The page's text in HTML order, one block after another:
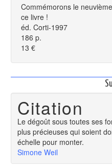
Commémorons le
ce livre !
éd. Corti-1997
186 p.
13 €
Citation
Le dégoût sous toutes ses
plus précieuses qui soient
échelle pour monter.
Simone Weil